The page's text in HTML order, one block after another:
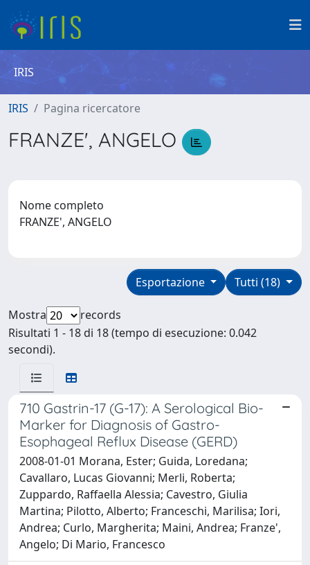
IRIS
IRIS Pagina ricercatore
FRANZE', ANGELO
Nome completo
FRANZE', ANGELO
Tutti (18)
Esportazione
Mostra
records
Risultati 1 - 18 di 18 (tempo di esecuzione: 0.042
secondi).
710 Gastrin-17 (G-17): A Serological Bio-
Marker for Diagnosis of Gastro-
Esophageal Reflux Disease (GERD)
2008-01-01 Morana, Ester; Guida, Loredana;
Cavallaro, Lucas Giovanni; Merli, Roberta;
Zuppardo, Raffaella Alessia; Cavestro, Giulia
Martina; Pilotto, Alberto; Franceschi, Marilisa; Iori,
Andrea; Curlo, Margherita; Maini, Andrea; Franze',
Angelo; Di Mario, Francesco